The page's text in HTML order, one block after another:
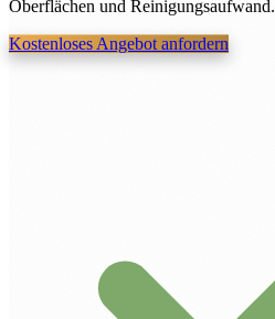
Oberflächen und Reinigungsaufwand.
Kostenloses Angebot anfordern